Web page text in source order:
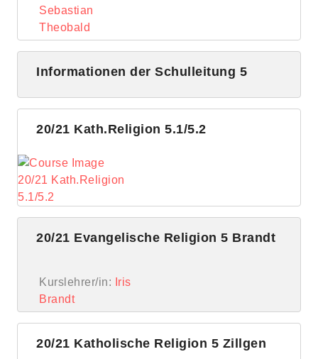
Sebastian
Theobald
Informationen der Schulleitung 5
20/21 Kath.Religion 5.1/5.2
20/21 Evangelische Religion 5 Brandt
Kurslehrer/in:
Iris
Brandt
20/21 Katholische Religion 5 Zillgen